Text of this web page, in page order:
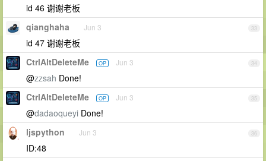
id 46 谢谢老板
33
qianghaha Jun 3
id 47 谢谢老板
34
CtrlAltDeleteMe OP Jun 3
@zzsah Done!
35
CtrlAltDeleteMe OP Jun 3
@dadaoqueyi Done!
36
ljspython Jun 3
ID:48